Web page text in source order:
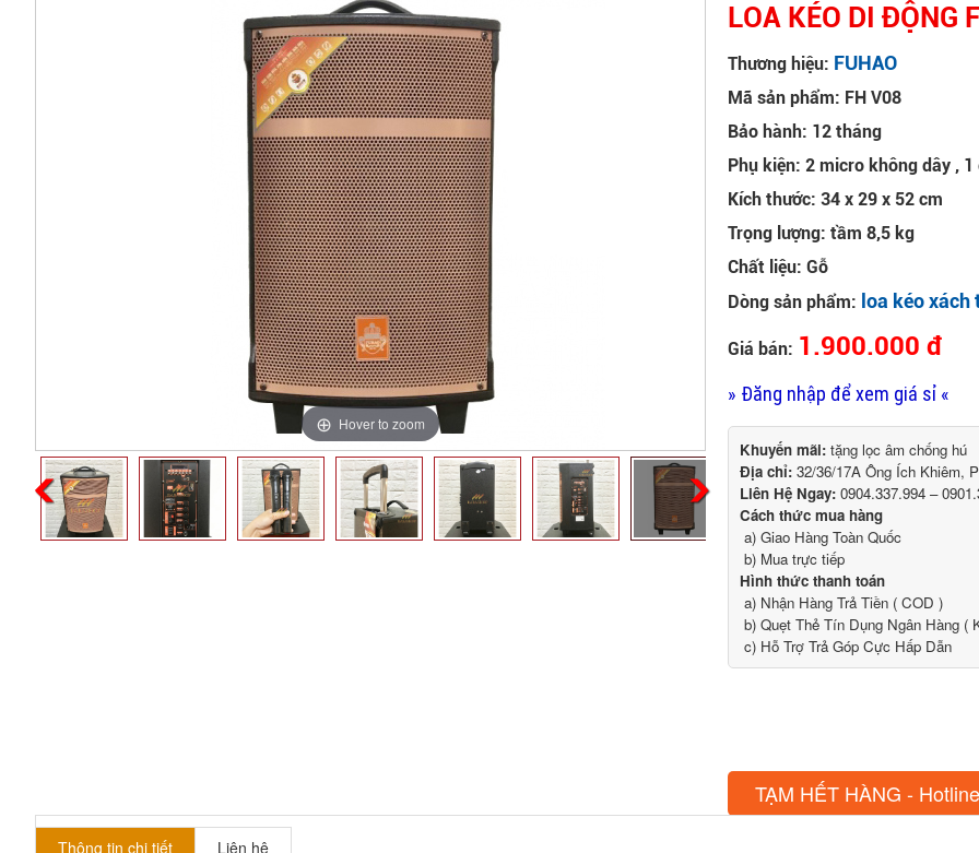
Hover to zoom
LOA KÉO DI ĐỘNG
Thương hiệu: FUHAO
Mã sản phẩm: FH V08
Bảo hành: 12 tháng
Phụ kiện: 2 micro không dây ,
Kích thước: 34 x 29 x 52 cm
Trọng lượng: tầm 8,5 kg
Chất liệu: Gỗ
Dòng sản phẩm: loa kéo xách
Giá bán: 1.900.000 đ
» Đăng nhập để xem giá sỉ «
Khuyến mãi: tặng lọc âm chống hú
Địa chỉ: 32/36/17A Ông Ích Khiêm,
Liên Hệ Ngay: 0904.337.994 –
Cách thức mua hàng
a) Giao Hàng Toàn Quốc
b) Mua trực tiếp
Hình thức thanh toán
a) Nhận Hàng Trả Tiền ( COD )
b) Quẹt Thẻ Tín Dụng Ngân Hàng (
c) Hỗ Trợ Trả Góp Cực Hấp Dẫn
TẠM HẾT HÀNG -
Thông tin chi tiết
Liên hệ